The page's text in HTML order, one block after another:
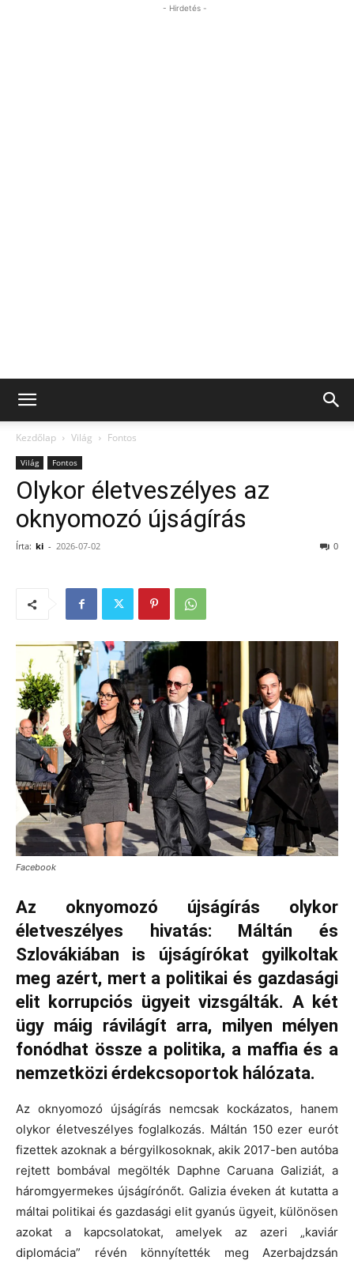
- Hirdetés -
Kezdőlap Világ Fontos
Világ Fontos
Olykor életveszélyes az
oknyomozó újságírás
Írta: ki - 2026-07-02 0
Facebook
Az oknyomozó újságírás olykor
életveszélyes hivatás: Máltán és
Szlovákiában is újságírókat gyilkoltak
meg azért, mert a politikai és gazdasági
elit korrupciós ügyeit vizsgálták. A két
ügy máig rávilágít arra, milyen mélyen
fonódhat össze a politika, a maffia és a
nemzetközi érdekcsoportok hálózata.
Az oknyomozó újságírás nemcsak kockázatos, hanem
olykor életveszélyes foglalkozás. Máltán 150 ezer eurót
fizettek azoknak a bérgyilkosoknak, akik 2017-ben autóba
rejtett bombával megölték Daphne Caruana Galiziát, a
háromgyermekes újságírónőt. Galizia éveken át kutatta a
máltai politikai és gazdasági elit gyanús ügyeit, különösen
azokat a kapcsolatokat, amelyek az azeri „kaviár
diplomácia” révén könnyítették meg Azerbajdzsán